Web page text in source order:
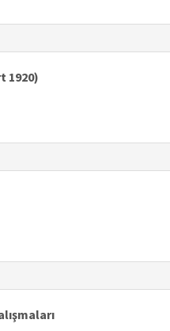
1920)